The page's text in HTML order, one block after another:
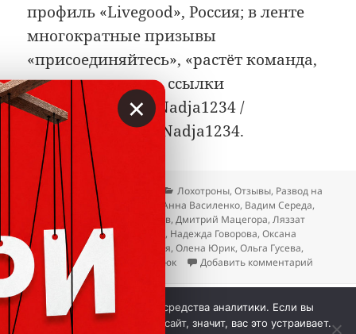
профиль «Livegood», Россия; в ленте
многократные призывы
«присоединяйтесь», «растёт команда,
растут выплаты», ссылки
livegoodtour.com/Nadja1234 /
shoplivegood.com/Nadja1234.
Опубликовано
24.04.2026 Рубрики
Лохотроны,Отзывы, Развод на
деньги
Метки
Андрей Пинчук Анна Василенко, Вадим Середа,
Денис Середа
Дмитрий Кунев,Дмитрий Мацегора,Ляззат
Майсутова
Марина Безуглая , Надежда Говорова,Оксана
Безыменко ,Оксана Зубрицкая,Олена Юрик,Ольга Гусева,
Татьяна Чубатая
Юлия Сердюк Добавить комментарий
гиперссылкой на сайт vklader.com или
@vklader .
Политика конфиденциальности.
Мы используем куки и средства аналитики. Если вы
продолжите использовать сайт, значит, вас это устраивает.
×